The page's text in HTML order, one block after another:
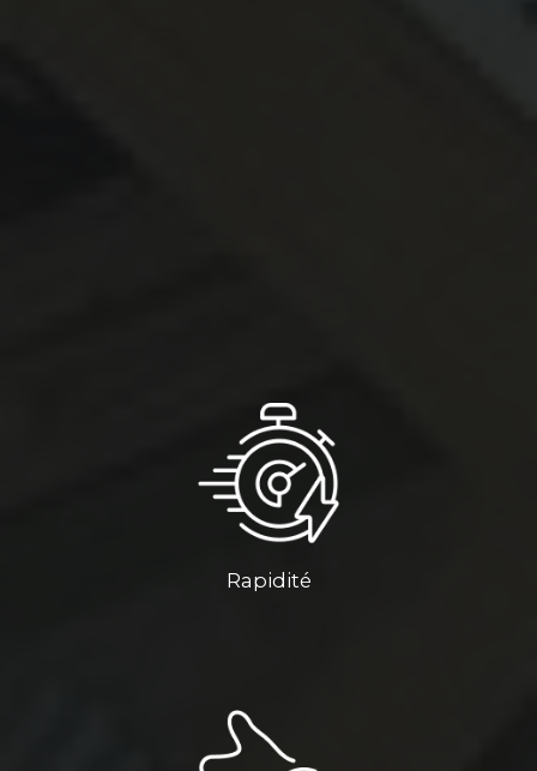
Rapidité